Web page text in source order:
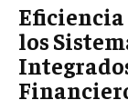
Eficiencia
los